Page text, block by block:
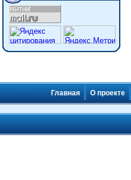
Главная О проекте